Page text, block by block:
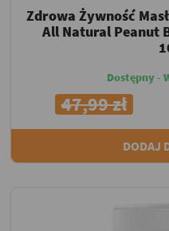
Zdrowa Żywność
All Natural Peanut
Dostępny -
47,99 zł
DODAJ